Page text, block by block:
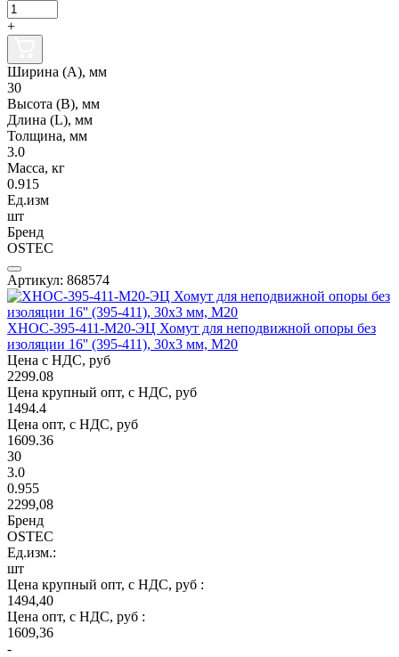
+
Ширина (А), мм
30
Высота (В), мм
Длина (L), мм
Толщина, мм
3.0
Масса, кг
0.915
Ед.изм
шт
Бренд
OSTEC
Артикул: 868574
ХНОС-395-411-М20-ЭЦ Хомут для неподвижной опоры без
изоляции 16'' (395-411), 30х3 мм, М20
Цена с НДС, руб
2299.08
Цена крупный опт, с НДС, руб
1494.4
Цена опт, с НДС, руб
1609.36
30
3.0
0.955
2299,08
Бренд
OSTEC
Ед.изм.:
шт
Цена крупный опт, с НДС, руб :
1494,40
Цена опт, с НДС, руб :
1609,36
-